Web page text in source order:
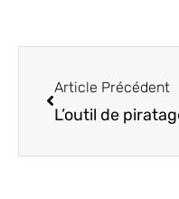
Article Précédent